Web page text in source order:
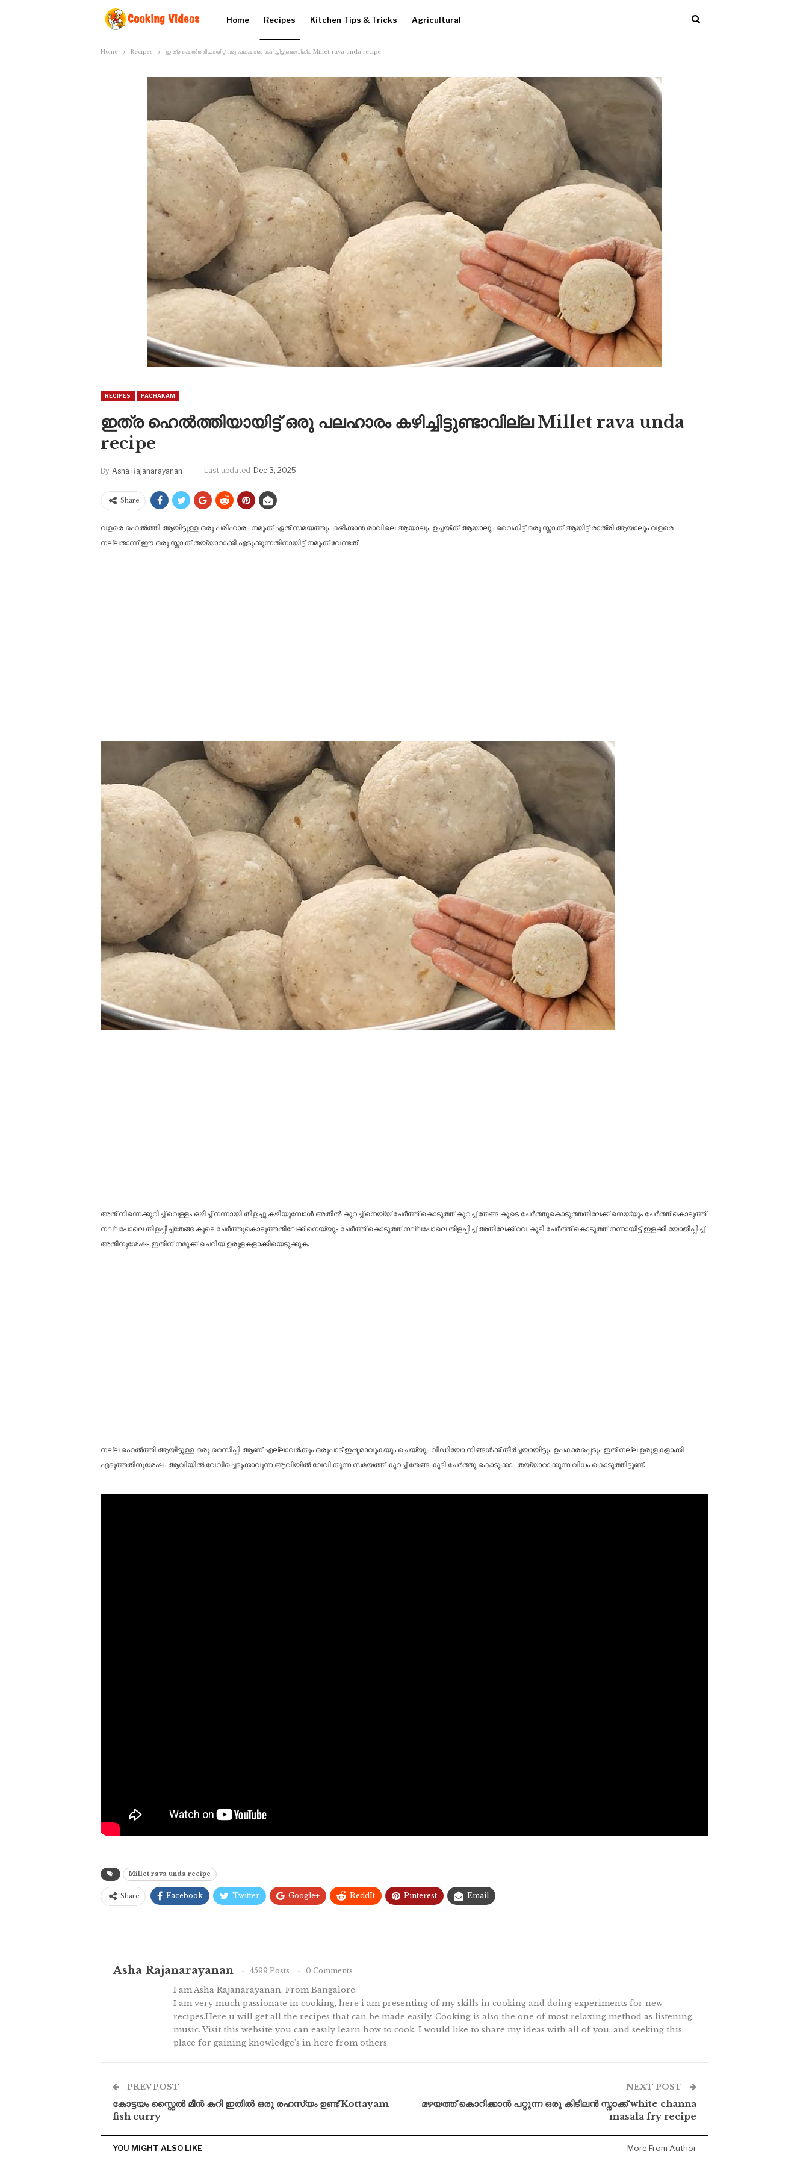
Home Recipes Kitchen Tips & Tricks Agricultural
Home Recipes ഇത്ര ഹെൽത്തിയായിട്ട് ഒരു പലഹാരം കഴിച്ചിട്ടുണ്ടാവില്ല Millet rava unda recipe
RECIPES PACHAKAM
ഇത്ര ഹെൽത്തിയായിട്ട് ഒരു പലഹാരം കഴിച്ചിട്ടുണ്ടാവില്ല Millet rava unda
recipe
By Asha Rajanarayanan Last updated Dec 3, 2025
Share
വളരെ ഹെൽത്തി ആയിട്ടുള്ള ഒരു പരിഹാരം നമുക്ക് ഏത് സമയത്തും കഴിക്കാൻ രാവിലെ ആയാലും ഉച്ചയ്ക്ക് ആയാലും വൈകിട്ട് ഒരു സ്നാക്ക് ആയിട്ട് രാത്രി ആയാലും വളരെ
നല്ലതാണ് ഈ ഒരു സ്നാക്ക് തയ്യാറാക്കി എടുക്കുന്നതിനായിട്ട് നമുക്ക് വേണ്ടത്
അത് നിന്നെക്കുറിച്ച് വെള്ളം ഒഴിച്ച് നന്നായി തിളച്ചു കഴിയുമ്പോൾ അതിൽ കുറച്ച് നെയ്യ് ചേർത്ത് കൊടുത്ത് കുറച്ച് തേങ്ങ കൂടെ ചേർത്തുകൊടുത്തതിലേക്ക് നെയ്യും ചേർത്ത് കൊടുത്ത്
നല്ലപോലെ തിളപ്പിച്ച്തേങ്ങ കൂടെ ചേർത്തുകൊടുത്തതിലേക്ക് നെയ്യും ചേർത്ത് കൊടുത്ത് നല്ലപോലെ തിളപ്പിച്ച് അതിലേക്ക് റവ കൂടി ചേർത്ത് കൊടുത്ത് നന്നായിട്ട് ഇളക്കി യോജിപ്പിച്ച്
അതിനുശേഷം ഇതിന് നമുക്ക് ചെറിയ ഉരുളകളാക്കിയെടുക്കുക.
നല്ല ഹെൽത്തി ആയിട്ടുള്ള ഒരു റെസിപ്പി ആണ് എല്ലാവർക്കും ഒരുപാട് ഇഷ്ടമാവുകയും ചെയ്യും വീഡിയോ നിങ്ങൾക്ക് തീർച്ചയായിട്ടും ഉപകാരപ്പെടും ഇത് നല്ല ഉരുളകളാക്കി
എടുത്തതിനുശേഷം ആവിയിൽ വേവിച്ചെടുക്കാവുന്ന ആവിയിൽ വേവിക്കുന്ന സമയത്ത് കുറച്ച് തേങ്ങ കൂടി ചേർത്തു കൊടുക്കാം തയ്യാറാക്കുന്ന വിധം കൊടുത്തിട്ടുണ്ട്.
Millet rava unda recipe
Share Facebook Twitter Google+ ReddIt Pinterest Email
Asha Rajanarayanan 4599 Posts 0 Comments
I am Asha Rajanarayanan, From Bangalore.
I am very much passionate in cooking, here i am presenting of my skills in cooking and doing experiments for new
recipes.Here u will get all the recipes that can be made easily. Cooking is also the one of most relaxing method as listening
music. Visit this website you can easily learn how to cook. I would like to share my ideas with all of you, and seeking this
place for gaining knowledge's in here from others.
PREV POST
കോട്ടയം സ്റ്റൈൽ മീൻ കറി ഇതിൽ ഒരു രഹസ്യം ഉണ്ട് Kottayam
fish curry
NEXT POST
മഴയത്ത് കൊറിക്കാൻ പറ്റുന്ന ഒരു കിടിലൻ സ്നാക്ക് white channa
masala fry recipe
YOU MIGHT ALSO LIKE More From Author